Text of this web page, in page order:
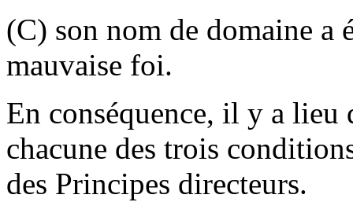
(C) son nom de domaine a
mauvaise foi.
En conséquence, il y a lieu
chacune des trois
des Principes directeurs.